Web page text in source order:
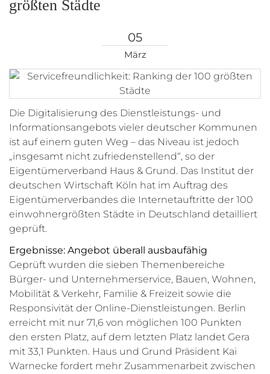
größten Städte
05
März
Die Digitalisierung des Dienstleistungs- und
Informationsangebots vieler deutscher Kommunen
ist auf einem guten Weg – das Niveau ist jedoch
„insgesamt nicht zufriedenstellend“, so der
Eigentümerverband Haus & Grund. Das Institut der
deutschen Wirtschaft Köln hat im Auftrag des
Eigentümerverbandes die Internetauftritte der 100
einwohnergrößten Städte in Deutschland detailliert
geprüft.
Ergebnisse: Angebot überall ausbaufähig
Geprüft wurden die sieben Themenbereiche
Bürger- und Unternehmerservice, Bauen, Wohnen,
Mobilität & Verkehr, Familie & Freizeit sowie die
Responsivität der Online-Dienstleistungen. Berlin
erreicht mit nur 71,6 von möglichen 100 Punkten
den ersten Platz, auf dem letzten Platz landet Gera
mit 33,1 Punkten. Haus und Grund Präsident Kai
Warnecke fordert mehr Zusammenarbeit zwischen